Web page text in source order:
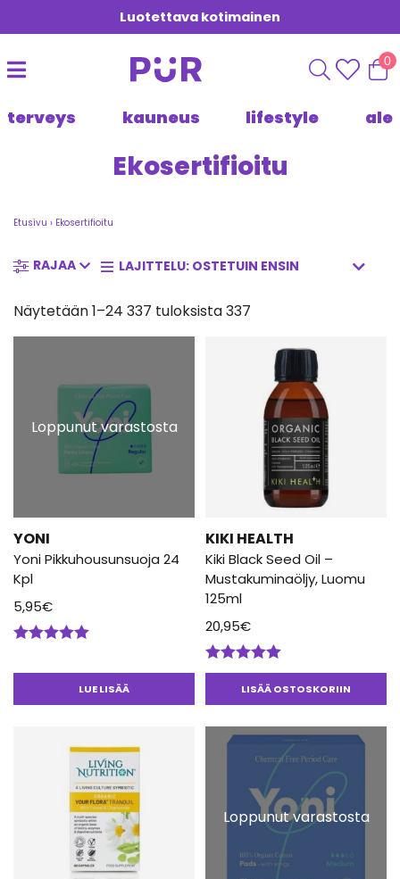
Luotettava kotimainen
0
terveys kauneus lifestyle ale
Ekosertifioitu
Etusivu › Ekosertifioitu
RAJAA
Näytetään 1–24 337 tuloksista 337
Loppunut varastosta
YONI
Yoni Pikkuhousunsuoja 24
Kpl
5,95€
LUE LISÄÄ
KIKI HEALTH
Kiki Black Seed Oil –
Mustakuminaöljy, Luomu
125ml
20,95€
Arvostelu
tuotteesta:LISÄÄ OSTOSKORIIN
Loppunut varastosta